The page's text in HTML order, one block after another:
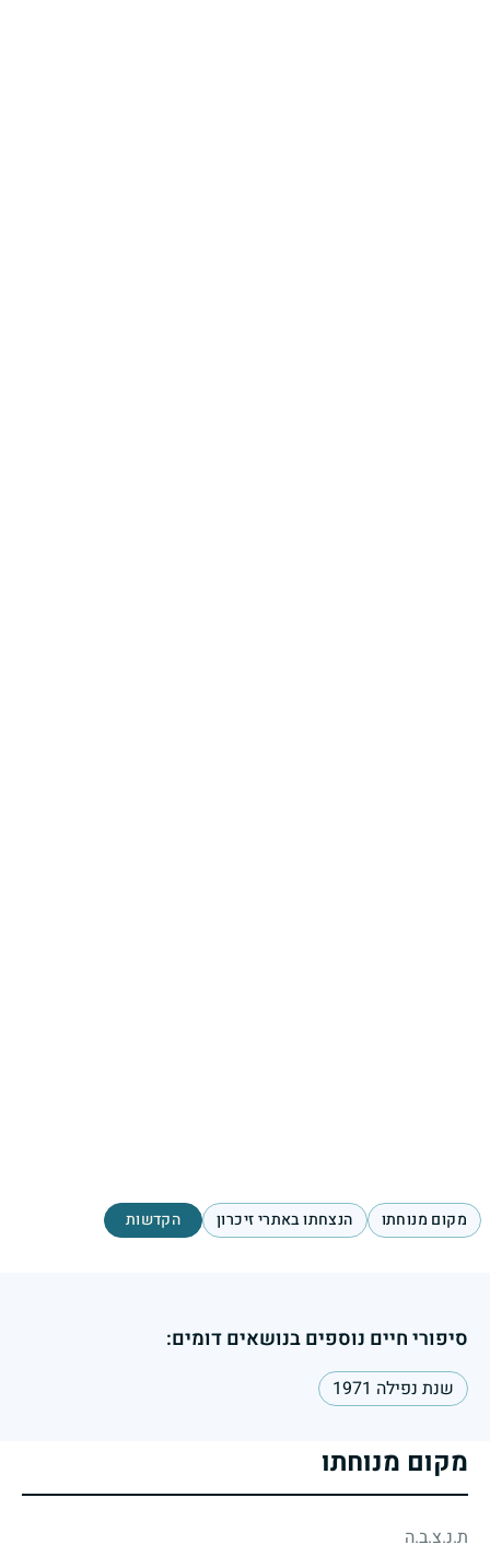
מקום מנוחתו הנצחתו באתרי זיכרון הקדשות
סיפורי חיים נוספים בנושאים דומים:
שנת נפילה 1971
מקום מנוחתו
ת.נ.צ.ב.ה